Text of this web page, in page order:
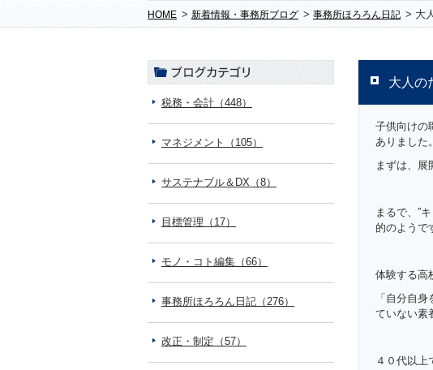
HOME > 新着情報・事務所ブログ > 事務所ほろろん日記 > 大
大人の
子供向けの
ありました。
まずは、展
まるで、”
的のようで
体験する高
「自分自
ていない素
４０代以上
税務・会計（448）
マネジメント（105）
サステナブル＆DX（8）
目標管理（17）
モノ・コト編集（66）
事務所ほろろん日記（276）
改正・制定（57）